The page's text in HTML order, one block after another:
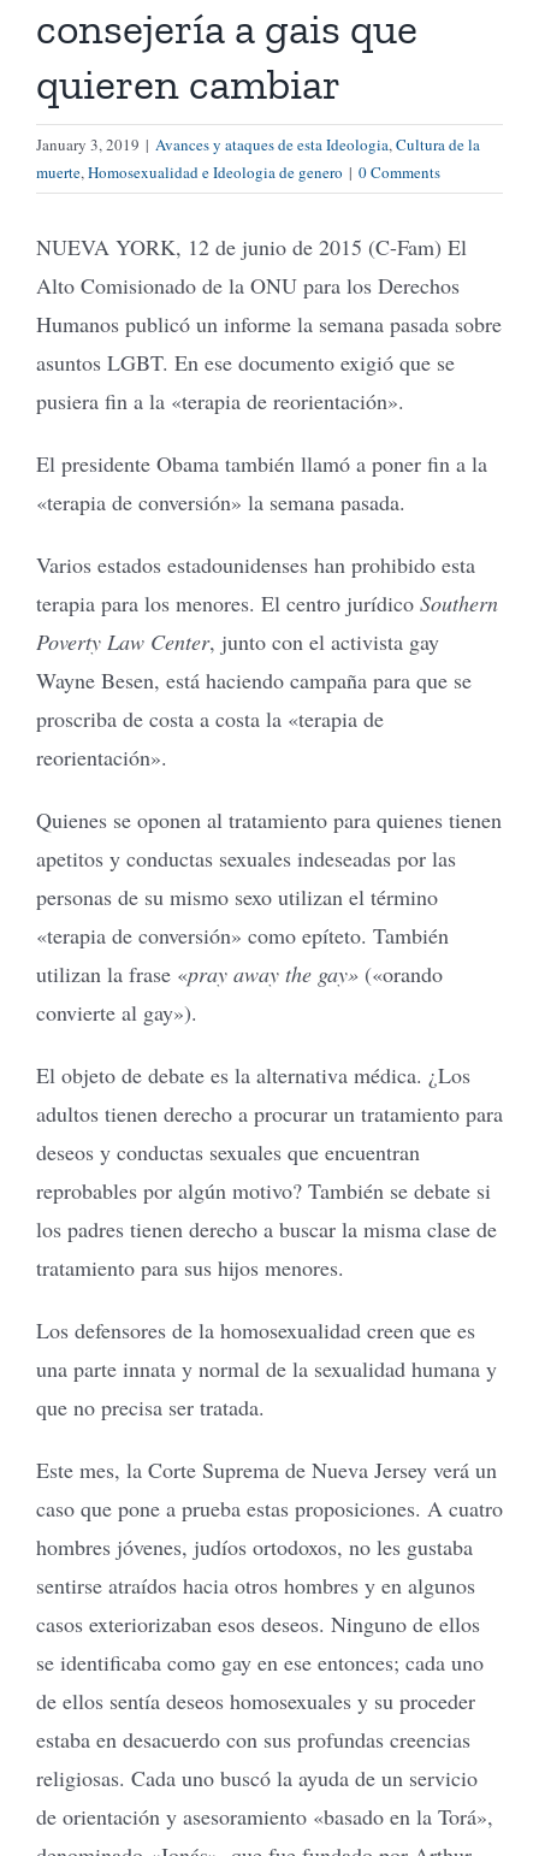
consejería a gais que
quieren cambiar
January 3, 2019 | Avances y ataques de esta Ideologia, Cultura de la
muerte, Homosexualidad e Ideologia de genero | 0 Comments
NUEVA YORK, 12 de junio de 2015 (C-Fam) El
Alto Comisionado de la ONU para los Derechos
Humanos publicó un informe la semana pasada sobre
asuntos LGBT. En ese documento exigió que se
pusiera fin a la «terapia de reorientación».
El presidente Obama también llamó a poner fin a la
«terapia de conversión» la semana pasada.
Varios estados estadounidenses han prohibido esta
terapia para los menores. El centro jurídico Southern
Poverty Law Center, junto con el activista gay
Wayne Besen, está haciendo campaña para que se
proscriba de costa a costa la «terapia de
reorientación».
Quienes se oponen al tratamiento para quienes tienen
apetitos y conductas sexuales indeseadas por las
personas de su mismo sexo utilizan el término
«terapia de conversión» como epíteto. También
utilizan la frase «pray away the gay» («orando
convierte al gay»).
El objeto de debate es la alternativa médica. ¿Los
adultos tienen derecho a procurar un tratamiento para
deseos y conductas sexuales que encuentran
reprobables por algún motivo? También se debate si
los padres tienen derecho a buscar la misma clase de
tratamiento para sus hijos menores.
Los defensores de la homosexualidad creen que es
una parte innata y normal de la sexualidad humana y
que no precisa ser tratada.
Este mes, la Corte Suprema de Nueva Jersey verá un
caso que pone a prueba estas proposiciones. A cuatro
hombres jóvenes, judíos ortodoxos, no les gustaba
sentirse atraídos hacia otros hombres y en algunos
casos exteriorizaban esos deseos. Ninguno de ellos
se identificaba como gay en ese entonces; cada uno
de ellos sentía deseos homosexuales y su proceder
estaba en desacuerdo con sus profundas creencias
religiosas. Cada uno buscó la ayuda de un servicio
de orientación y asesoramiento «basado en la Torá»,